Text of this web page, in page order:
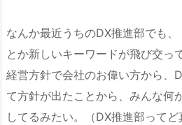
なんか最近うちのDX推進部でも、
とか新しいキーワードが飛び交っ
経営方針で会社のお偉い方から、
て方針が出たことから、みんな何
してるみたい。（DX推進部って